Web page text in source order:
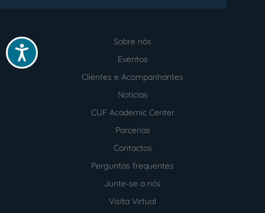
Acessibilidade
Sobre nós
Eventos
Clientes e Acompanhantes
Notícias
CUF Academic Center
Parcerias
Contactos
Perguntas frequentes
Junte-se a nós
Visita Virtual